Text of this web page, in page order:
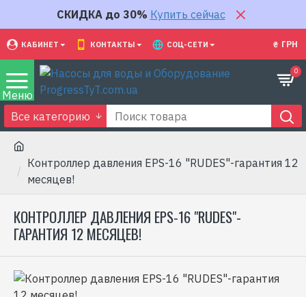
СКИДКА до 30% Купить сейчас
КАБИНЕТ КОНТАКТЫ СОЦ-СЕТИ ₴ ГРН
0
Все категорию
Контроллер давления EPS-16 "RUDES"-гарантия 12
месяцев!
КОНТРОЛЛЕР ДАВЛЕНИЯ EPS-16 "RUDES"-
ГАРАНТИЯ 12 МЕСЯЦЕВ!